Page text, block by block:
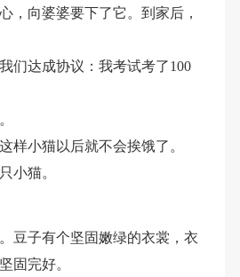
，向婆婆要下了它。到家后，
们达成协议：我考试考了100
样小猫以后就不会挨饿了。
小猫。
豆子有个坚固嫩绿的衣裳，衣
固完好。